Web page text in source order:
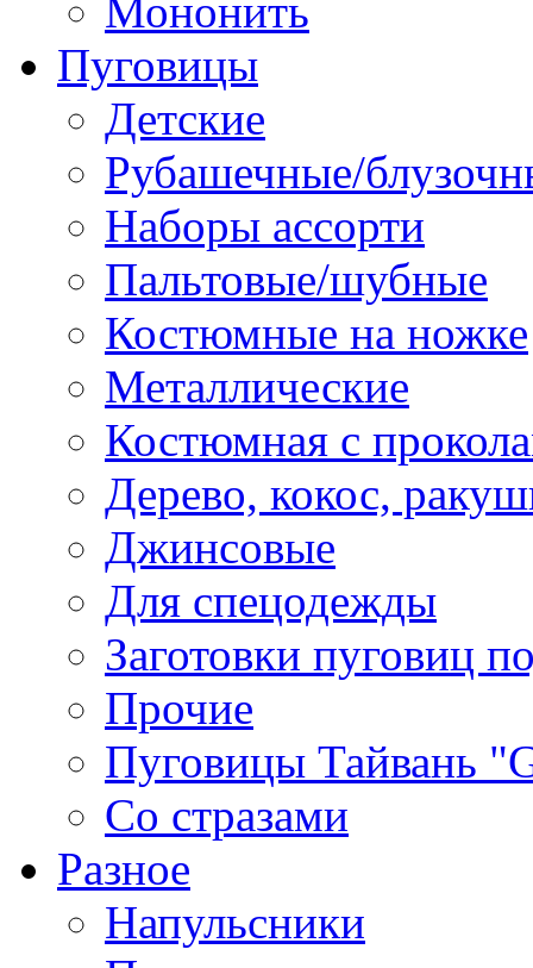
Мононить
Пуговицы
Детские
Рубашечные/
Наборы ассорти
Пальтовые/шубные
Костюмные на ножке
Металлические
Костюмная с
Дерево, кокос,
Джинсовые
Для спецодежды
Заготовки пуговиц
Прочие
Пуговицы Тайвань
Со стразами
Разное
Напульсники